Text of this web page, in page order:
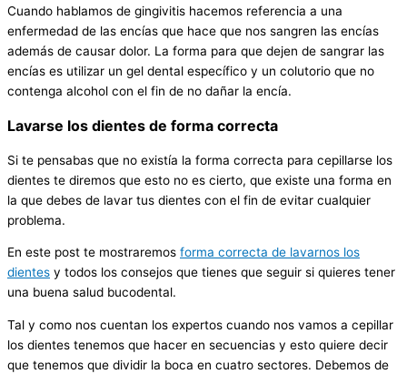
Cuando hablamos de gingivitis hacemos referencia a una
enfermedad de las encías que hace que nos sangren las encías
además de causar dolor. La forma para que dejen de sangrar las
encías es utilizar un gel dental específico y un colutorio que no
contenga alcohol con el fin de no dañar la encía.
Lavarse los dientes de forma correcta
Si te pensabas que no existía la forma correcta para cepillarse los
dientes te diremos que esto no es cierto, que existe una forma en
la que debes de lavar tus dientes con el fin de evitar cualquier
problema.
En este post te mostraremos forma correcta de lavarnos los
dientes y todos los consejos que tienes que seguir si quieres tener
una buena salud bucodental.
Tal y como nos cuentan los expertos cuando nos vamos a cepillar
los dientes tenemos que hacer en secuencias y esto quiere decir
que tenemos que dividir la boca en cuatro sectores. Debemos de